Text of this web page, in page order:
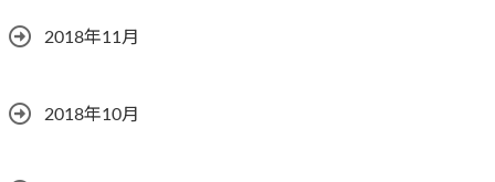
2018年11月
2018年10月